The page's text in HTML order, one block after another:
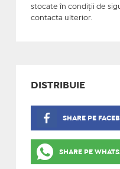
stocate în condiţii de
contacta ulterior.
DISTRIBUIE
SHARE PE
SHARE PE